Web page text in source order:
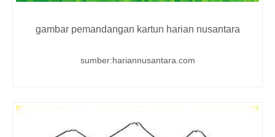
gambar pemandangan kartun harian nusantara
sumber:hariannusantara.com